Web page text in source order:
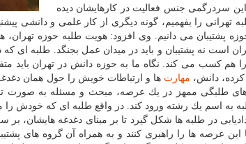
سردرگمی جنس فعالیت در كارهایشان دیده
تهرانی را بفهمیم، گونه دیگری از كار علمی و دانشی
پشتیبان می دانیم. وی افزود: هویت طلبه حوزه
است نه پشتیبان و باید در میدان عمل بجنگد. طلبه ای
هم كسب می كند. نگاه ما به حوزه دانش در تهران
كرده، دانش، مهارت ها و ارتباطات خویش را حول همان
های طلبگی ممهز در یك عرصه، مبحث و مسئله به
به اسم یك رشته ورود كند. در واقع طلبه ای كه خودش
در طلبه ها شكل گیرد تا بر مبنای دغدغه هایشان،
عرصه ها را راهبری كنند و به همراه آن گروه های